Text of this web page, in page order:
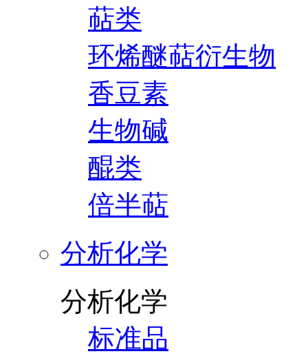
萜类
环烯醚萜衍生物
香豆素
生物碱
醌类
倍半萜
分析化学
分析化学
标准品